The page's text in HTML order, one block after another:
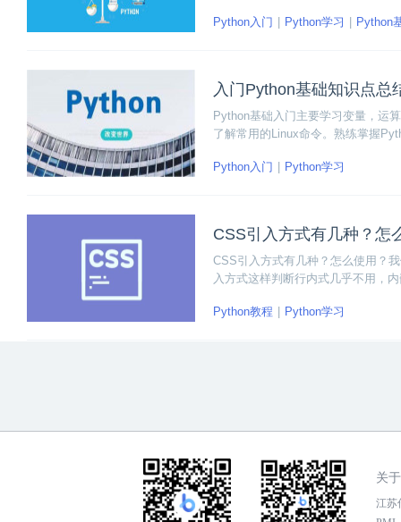
Python入门
Python学习 Python
入门Python基础知识点总
Python基础入门主要学习变量，运
了解常用的Linux命令。熟练掌握
Python入门
Python学习
CSS引入方式有几种？怎
CSS引入方式有几种？怎么使用？
入方式这样判断行内式几乎不用，
Python教程
Python学习
关
江苏